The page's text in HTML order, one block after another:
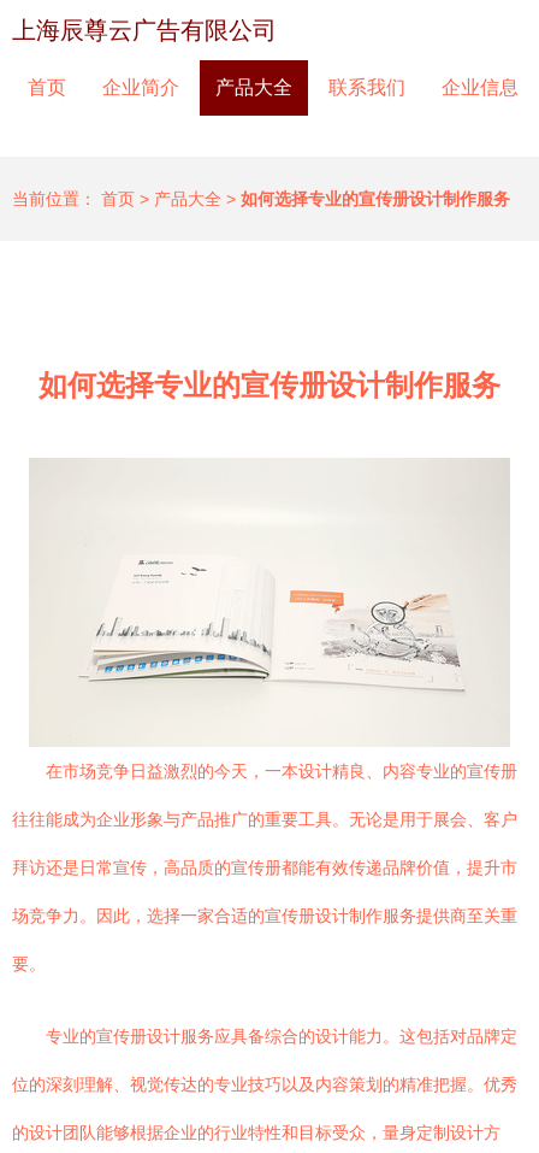
上海辰尊云广告有限公司
首页 企业简介 产品大全 联系我们 企业信息
当前位置： 首页 > 产品大全 > 如何选择专业的宣传册设计制作服务
如何选择专业的宣传册设计制作服务
在市场竞争日益激烈的今天，一本设计精良、内容专业的宣传册
往往能成为企业形象与产品推广的重要工具。无论是用于展会、客户
拜访还是日常宣传，高品质的宣传册都能有效传递品牌价值，提升市
场竞争力。因此，选择一家合适的宣传册设计制作服务提供商至关重
要。
专业的宣传册设计服务应具备综合的设计能力。这包括对品牌定
位的深刻理解、视觉传达的专业技巧以及内容策划的精准把握。优秀
的设计团队能够根据企业的行业特性和目标受众，量身定制设计方